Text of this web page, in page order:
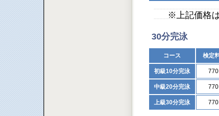
※上記価格は
30分完泳
コース 検定
初級10分完泳
中級20分完泳
上級30分完泳